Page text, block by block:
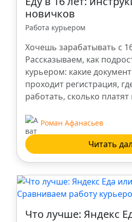
новичков
Работа курьером
Хочешь зарабатывать с
Рассказываем, как
курьером: какие
проходит регистрация,
работать, сколько
Роман Афанасьев
Читать
Что лучше: Яндекс